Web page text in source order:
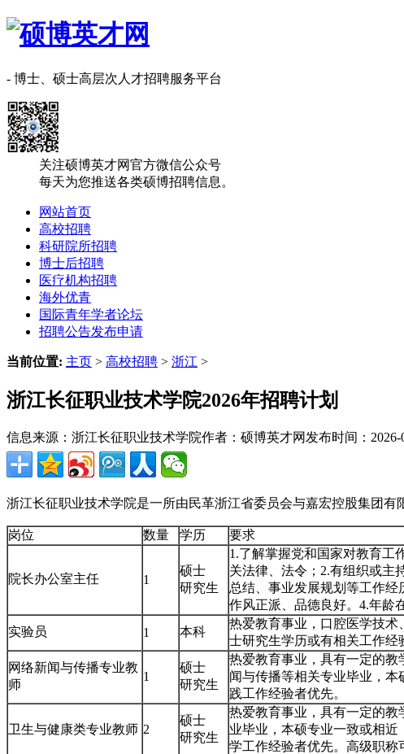
- 博士、硕士高层次人才招聘服务平台
关注硕博英才网官方微信公众号
每天为您推送各类硕博招聘信息。
网站首页
高校招聘
科研院所招聘
博士后招聘
医疗机构招聘
海外优青
国际青年学者论坛
招聘公告发布申请
当前位置: 主页 > 高校招聘 > 浙江 >
浙江长征职业技术学院2026年招聘计划
信息来源：浙江长征职业技术学院作者：硕博英才网 发布时间：2026-
浙江长征职业技术学院是一所由民革浙江省委员会与嘉宏控股集团
岗位 数量 学历 要求
院长办公室主任 1
硕士
研究生
1.了解掌握党和国家对教育工
关法律、法令；2.有组织或主
总结、事业发展规划等工作经
作风正派、品德良好。4.年龄
实验员
1 本科
热爱教育事业，口腔医学技
士研究生学历或有相关工作经
网络新闻与传播专业教
师
1
硕士
研究生
热爱教育事业，具有一定的
闻与传播等相关专业毕业，
践工作经验者优先。
卫生与健康类专业教师 2
硕士
研究生
热爱教育事业，具有一定的
业毕业，本硕专业一致或相
学工作经验者优先。高级职称